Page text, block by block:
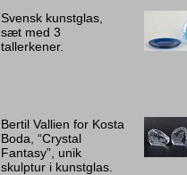
Svensk kunstglas,
sæt med 3
tallerkener.
Bertil Vallien for Kosta
Boda, “Crystal
Fantasy”, unik
skulptur i kunstglas.